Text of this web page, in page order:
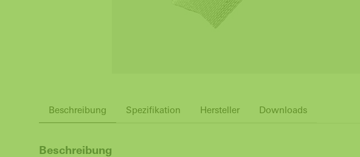
Beschreibung Spezifikation Hersteller Downloads
Beschreibung